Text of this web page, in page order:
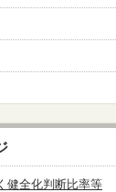
健全化判断比率等